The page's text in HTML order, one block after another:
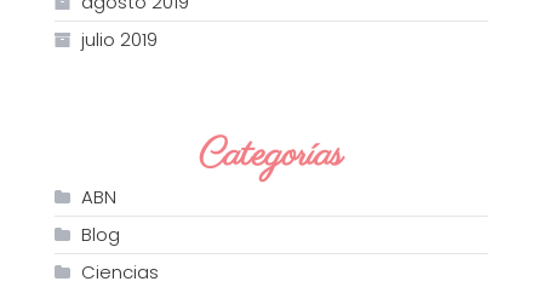
julio 2019
Categorías
ABN
Blog
Ciencias